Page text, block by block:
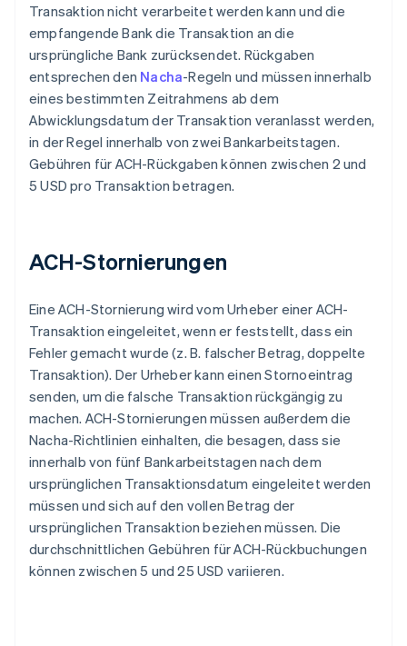
Transaktion nicht verarbeitet werden kann und die
empfangende Bank die Transaktion an die
ursprüngliche Bank zurücksendet. Rückgaben
entsprechen den Nacha-Regeln und müssen innerhalb
eines bestimmten Zeitrahmens ab dem
Abwicklungsdatum der Transaktion veranlasst werden,
in der Regel innerhalb von zwei Bankarbeitstagen.
Gebühren für ACH-Rückgaben können zwischen 2 und
5 USD pro Transaktion betragen.
ACH-Stornierungen
Eine ACH-Stornierung wird vom Urheber einer ACH-
Transaktion eingeleitet, wenn er feststellt, dass ein
Fehler gemacht wurde (z. B. falscher Betrag, doppelte
Transaktion). Der Urheber kann einen Stornoeintrag
senden, um die falsche Transaktion rückgängig zu
machen. ACH-Stornierungen müssen außerdem die
Nacha-Richtlinien einhalten, die besagen, dass sie
innerhalb von fünf Bankarbeitstagen nach dem
ursprünglichen Transaktionsdatum eingeleitet werden
müssen und sich auf den vollen Betrag der
ursprünglichen Transaktion beziehen müssen. Die
durchschnittlichen Gebühren für ACH-Rückbuchungen
können zwischen 5 und 25 USD variieren.